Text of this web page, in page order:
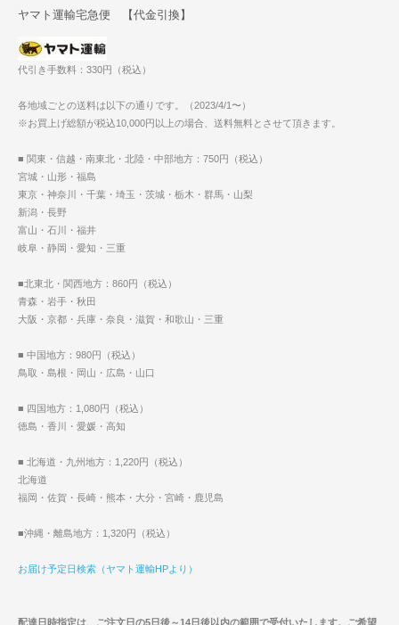
ヤマト運輸宅急便 【代金引換】
代引き手数料：330円（税込）
各地域ごとの送料は以下の通りです。（2023/4/1〜）
※お買上げ総額が税込10,000円以上の場合、送料無料とさせて頂きます。
■ 関東・信越・南東北・北陸・中部地方：750円（税込）
宮城・山形・福島
東京・神奈川・千葉・埼玉・茨城・栃木・群馬・山梨
新潟・長野
富山・石川・福井
岐阜・静岡・愛知・三重
■北東北・関西地方：860円（税込）
青森・岩手・秋田
大阪・京都・兵庫・奈良・滋賀・和歌山・三重
■ 中国地方：980円（税込）
鳥取・島根・岡山・広島・山口
■ 四国地方：1,080円（税込）
徳島・香川・愛媛・高知
■ 北海道・九州地方：1,220円（税込）
北海道
福岡・佐賀・長崎・熊本・大分・宮崎・鹿児島
■沖縄・離島地方：1,320円（税込）
お届け予定日検索（ヤマト運輸HPより）
配達日時指定は、ご注文日の5日後～14日後以内の範囲で受付いたします。ご希望